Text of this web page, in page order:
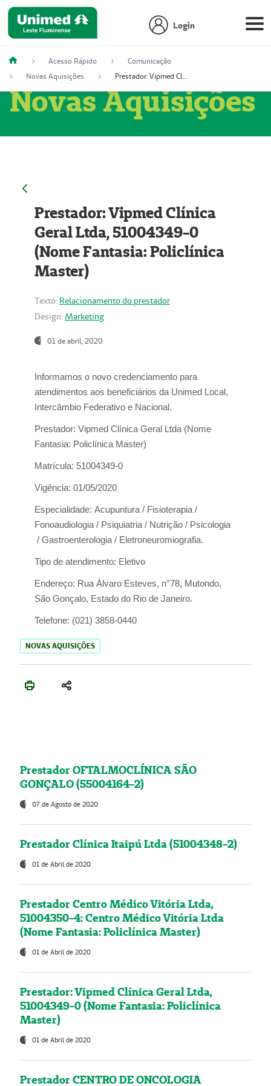
Login
Acesso Rápido
Comunicação
Novas Aquisições
Prestador: Vipmed Clínica Geral Ltda, 51004349-0 (Nome Fantasia: Policlínica Master)
Novas Aquisições
Prestador: Vipmed Clínica
Geral Ltda, 51004349-0
(Nome Fantasia: Policlínica
Master)
Texto: Relacionamento do prestador
Design: Marketing
01 de abril, 2020
Informamos o novo credenciamento para
atendimentos aos beneficiários da Unimed Local,
Intercâmbio Federativo e Nacional.
Prestador: Vipmed Clínica Geral Ltda (Nome
Fantasia: Policlínica Master)
Matrícula: 51004349-0
Vigência: 01/05/2020
Especialidade: Acupuntura / Fisioterapia /
Fonoaudiologia / Psiquiatria / Nutrição / Psicologia
/ Gastroenterologia / Eletroneuromiografia.
Tipo de atendimento: Eletivo
Endereço: Rua Àlvaro Esteves, n°78, Mutondo,
São Gonçalo, Estado do Rio de Janeiro.
Telefone: (021) 3858-0440
NOVAS AQUISIÇÕES
Prestador OFTALMOCLÍNICA SÃO
GONÇALO (55004164-2)
07 de Agosto de 2020
Prestador Clínica Itaipú Ltda (51004348-2)
01 de Abril de 2020
Prestador Centro Médico Vitória Ltda,
51004350-4: Centro Médico Vitória Ltda
(Nome Fantasia: Policlínica Master)
01 de Abril de 2020
Prestador: Vipmed Clínica Geral Ltda,
51004349-0 (Nome Fantasia: Policlínica
Master)
01 de Abril de 2020
Prestador CENTRO DE ONCOLOGIA